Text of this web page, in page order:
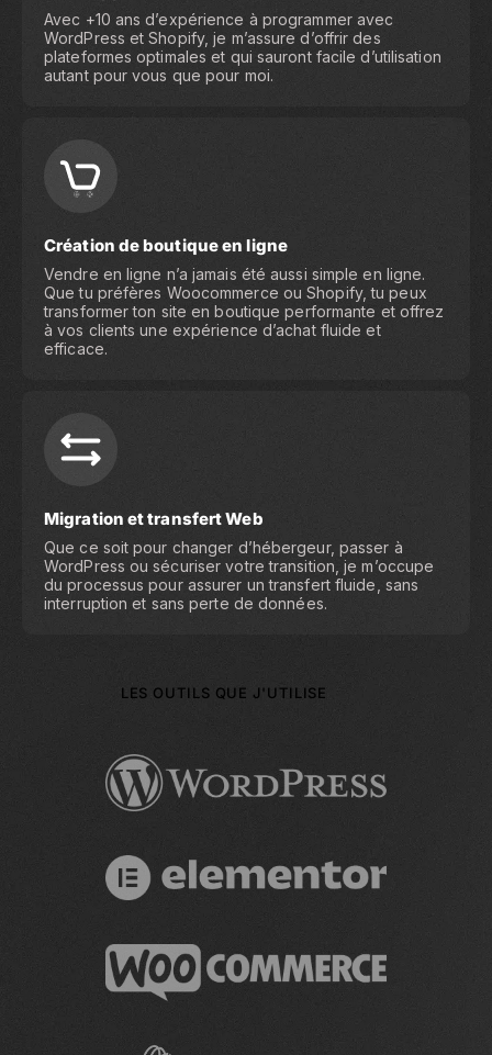
Avec +10 ans d’expérience à programmer avec
WordPress et Shopify, je m’assure d’offrir des
plateformes optimales et qui sauront facile d’utilisation
autant pour vous que pour moi.
Création de boutique en ligne
Vendre en ligne n’a jamais été aussi simple en ligne.
Que tu préfères Woocommerce ou Shopify, tu peux
transformer ton site en boutique performante et offrez
à vos clients une expérience d’achat fluide et
efficace.
Migration et transfert Web
Que ce soit pour changer d’hébergeur, passer à
WordPress ou sécuriser votre transition, je m’occupe
du processus pour assurer un transfert fluide, sans
interruption et sans perte de données.
LES OUTILS QUE J'UTILISE